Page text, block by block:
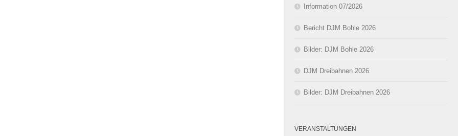
Information 07/2026
Bericht DJM Bohle 2026
Bilder: DJM Bohle 2026
DJM Dreibahnen 2026
Bilder: DJM Dreibahnen 2026
VERANSTALTUNGEN